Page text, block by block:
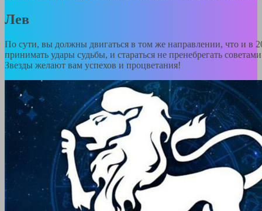
Лев
По сути, вы должны двигаться в том же направлении, что и в
принимать удары судьбы, и стараться не пренебрегать
Звезды желают вам успехов и процветания!